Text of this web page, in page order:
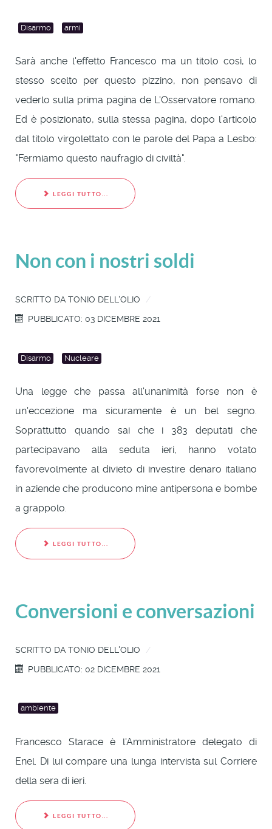
Disarmo armi
Sarà anche l'effetto Francesco ma un titolo così, lo
stesso scelto per questo pizzino, non pensavo di
vederlo sulla prima pagina de L'Osservatore romano.
Ed è posizionato, sulla stessa pagina, dopo l'articolo
dal titolo virgolettato con le parole del Papa a Lesbo:
"Fermiamo questo naufragio di civiltà".
LEGGI TUTTO...
Non con i nostri soldi
SCRITTO DA TONIO DELL'OLIO
PUBBLICATO: 03 DICEMBRE 2021
Disarmo Nucleare
Una legge che passa all'unanimità forse non è
un'eccezione ma sicuramente è un bel segno.
Soprattutto quando sai che i 383 deputati che
partecipavano alla seduta ieri, hanno votato
favorevolmente al divieto di investire denaro italiano
in aziende che producono mine antipersona e bombe
a grappolo.
LEGGI TUTTO...
Conversioni e conversazioni
SCRITTO DA TONIO DELL'OLIO
PUBBLICATO: 02 DICEMBRE 2021
ambiente
Francesco Starace è l'Amministratore delegato di
Enel. Di lui compare una lunga intervista sul Corriere
della sera di ieri.
LEGGI TUTTO...